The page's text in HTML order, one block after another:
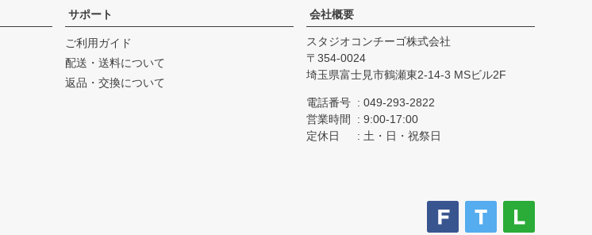
サポート
ご利用ガイド
配送・送料について
返品・交換について
会社概要
スタジオコンチーゴ株式会社
354-0024
埼玉県富士見市鶴瀬東2-14-3 MSビル2F
電話番号
049-293-2822
営業時間
9:00-17:00
定休日
土・日・祝祭日